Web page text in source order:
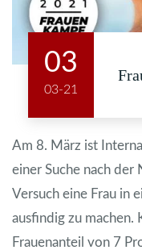
03
03-21
Am 8. März ist
einer Suche nach der
Versuch eine Frau in
ausfindig zu machen.
Frauenanteil von 7